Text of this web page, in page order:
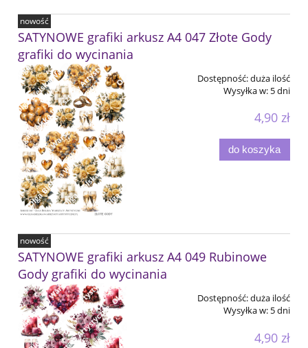
SATYNOWE grafiki arkusz A4 047 Złote Gody
grafiki do wycinania
Dostępność:duża ilość
Wysyłka w: 5 dni
4,90 zł
do koszyka
nowość
SATYNOWE grafiki arkusz A4 049 Rubinowe
Gody grafiki do wycinania
Dostępność:duża ilość
Wysyłka w: 5 dni
4,90 zł
nowość